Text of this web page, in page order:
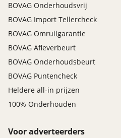
BOVAG Onderhoudsvrij
BOVAG Import Tellercheck
BOVAG Omruilgarantie
BOVAG Afleverbeurt
BOVAG Onderhoudsbeurt
BOVAG Puntencheck
Heldere all-in prijzen
100% Onderhouden
Voor adverteerders